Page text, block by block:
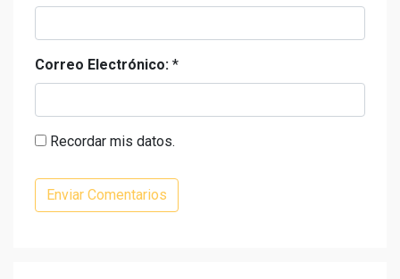
Correo Electrónico: *
Recordar mis datos.